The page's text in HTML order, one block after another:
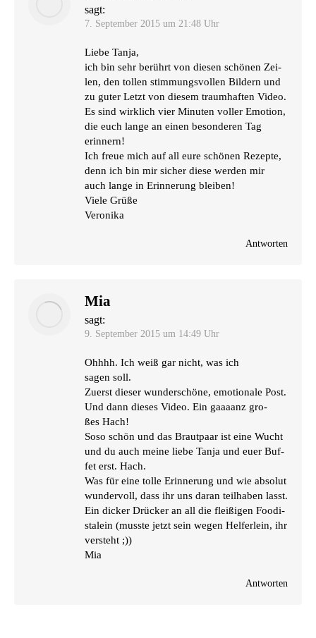
sagt:
7. September 2015 um 21:48 Uhr
Lie­be Tanja,
ich bin sehr berührt von die­sen schö­nen Zei­
len, den tol­len stim­mungs­vol­len Bil­dern und
zu guter Letzt von die­sem traum­haf­ten Video.
Es sind wirk­lich vier Minu­ten vol­ler Emo­ti­on,
die euch lan­ge an einen beson­de­ren Tag
erinnern!
Ich freue mich auf all eure schö­nen Rezep­te,
denn ich bin mir sicher die­se wer­den mir
auch lan­ge in Erin­ne­rung bleiben!
Vie­le Grüße
Veronika
Antworten
Mia
sagt:
9. September 2015 um 14:49 Uhr
Ohhhh. Ich weiß gar nicht, was ich
sagen soll.
Zuerst die­ser wun­der­schö­ne, emo­tio­na­le Post.
Und dann die­ses Video. Ein gaaa­anz gro­
ßes Hach!
Soso schön und das Braut­paar ist eine Wucht
und du auch mei­ne lie­be Tan­ja und euer Buf­
fet erst. Hach.
Was für eine tol­le Erin­ne­rung und wie abso­lut
wun­der­voll, dass ihr uns dar­an teil­ha­ben lasst.
Ein dicker Drü­cker an all die flei­ßi­gen Foo­di­
stalein (muss­te jetzt sein wegen Hel­fer­lein, ihr
versteht ;))
Mia
Antworten